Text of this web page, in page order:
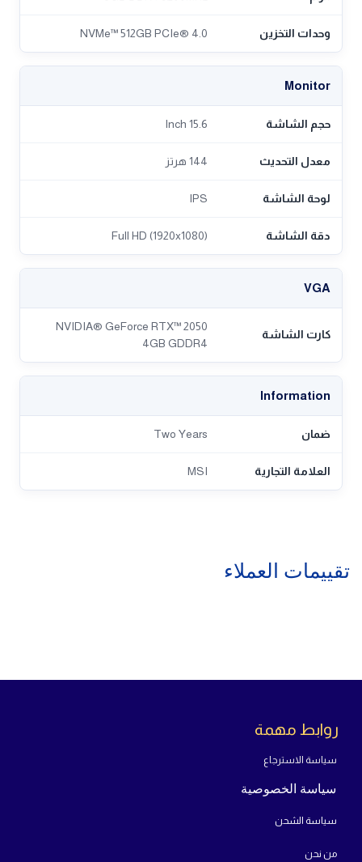
وحدات التخزين NVMe™ 512GB PCIe® 4.0
Monitor
حجم الشاشة 15.6 Inch
معدل التحديث 144 هرتز
لوحة الشاشة IPS
دقة الشاشة Full HD (1920x1080)
VGA
كارت الشاشة
NVIDIA® GeForce RTX™ 2050
4GB GDDR4
Information
ضمان Two Years
العلامة التجارية MSI
تقييمات العملاء
روابط مهمة
سياسة الاسترجاع
سياسة الخصوصية
سياسة الشحن
من نحن